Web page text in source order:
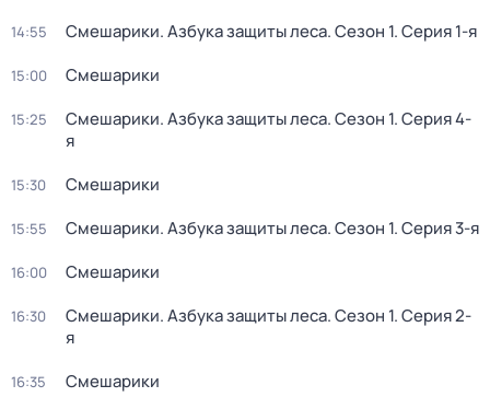
14:55 Смешарики. Азбука защиты леса. Сезон 1. Серия 1-я
15:00 Смешарики
15:25 Смешарики. Азбука защиты леса. Сезон 1. Серия 4-
я
15:30 Смешарики
15:55 Смешарики. Азбука защиты леса. Сезон 1. Серия 3-я
16:00 Смешарики
16:30 Смешарики. Азбука защиты леса. Сезон 1. Серия 2-
я
16:35 Смешарики